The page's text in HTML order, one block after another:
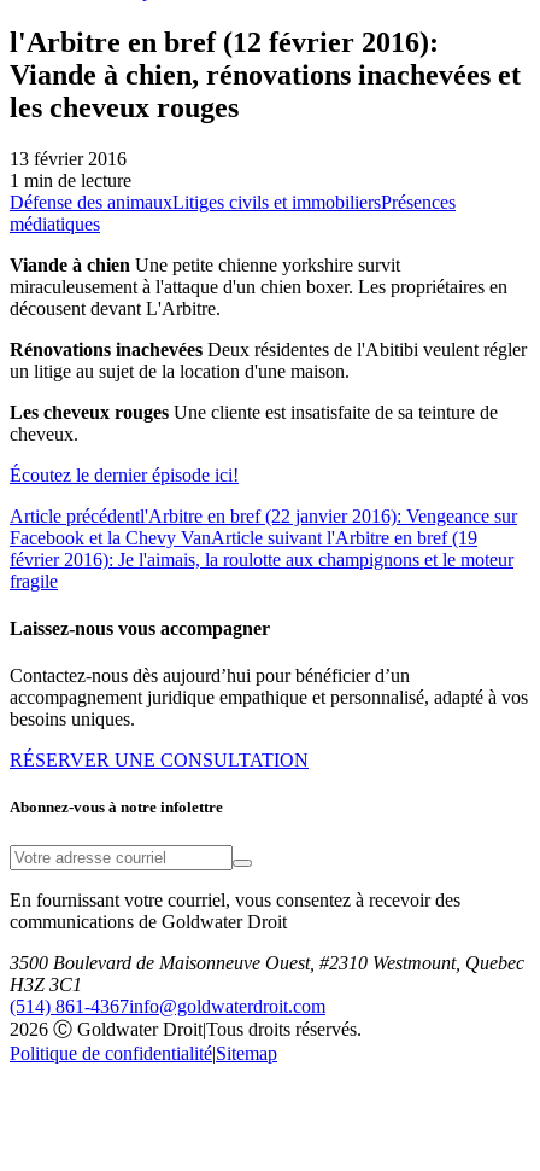
l'Arbitre en bref (12 février 2016):
Viande à chien, rénovations inachevées et
les cheveux rouges
13 février 2016
1 min de lecture
Défense des animauxLitiges civils et immobiliersPrésences
médiatiques
Viande à chien Une petite chienne yorkshire survit
miraculeusement à l'attaque d'un chien boxer. Les propriétaires en
décousent devant L'Arbitre.
Rénovations inachevées Deux résidentes de l'Abitibi veulent régler
un litige au sujet de la location d'une maison.
Les cheveux rouges Une cliente est insatisfaite de sa teinture de
cheveux.
Écoutez le dernier épisode ici!
Article précédentl'Arbitre en bref (22 janvier 2016): Vengeance sur
Facebook et la Chevy VanArticle suivant l'Arbitre en bref (19
février 2016): Je l'aimais, la roulotte aux champignons et le moteur
fragile
Laissez-nous vous accompagner
Contactez-nous dès aujourd’hui pour bénéficier d’un
accompagnement juridique empathique et personnalisé, adapté à vos
besoins uniques.
RÉSERVER UNE CONSULTATION
Abonnez-vous à notre infolettre
En fournissant votre courriel, vous consentez à recevoir des
communications de Goldwater Droit
3500 Boulevard de Maisonneuve Ouest, #2310 Westmount, Quebec
H3Z 3C1
(514) 861-4367info@goldwaterdroit.com
2026 Ⓒ Goldwater Droit|Tous droits réservés.
Politique de confidentialité|Sitemap